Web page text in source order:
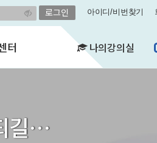
아이디/비번찾기
쉽 안내
터 나의강의실
길…